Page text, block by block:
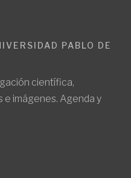
PABLO DE
científica,
imágenes. Agenda y